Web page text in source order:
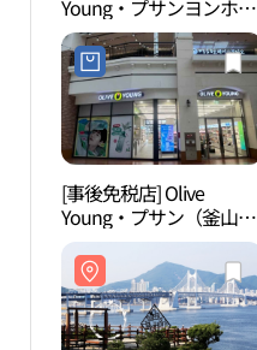
Young・プサンヨンホ
（釜山龍湖）店(올리브
영 부산용호점)
[事後免税店] Olive
Young・プサン（釜山）
Wスクエア店(올리브영
부산W스퀘어점)